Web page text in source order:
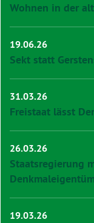
Wohnen in der
19.06.26
Sekt statt
31.03.26
Freistaat lässt
26.03.26
Staatsregierung
19.03.26